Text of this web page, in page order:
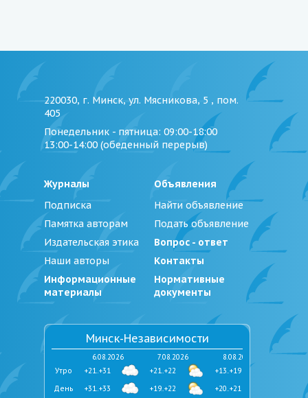
220030, г. Минск, ул. Мясникова, 5 , пом.
405
Понедельник - пятница: 09:00-18:00
13:00-14:00 (обеденный перерыв)
Журналы
Подписка
Памятка авторам
Издательская этика
Наши авторы
Информационные
материалы
Объявления
Найти объявление
Подать объявление
Вопрос - ответ
Контакты
Нормативные
документы
Минск-Независимости
6.08.2026
+21..+31
+31..+33
7.08.2026
+21..+22
+19..+22
8.08.2026
+13..+19
+20..+21
День
Утро